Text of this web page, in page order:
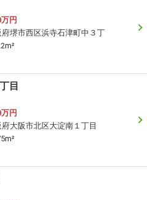
円
府堺市西区浜寺石津町中３丁
目
円
府大阪市北区大淀南１丁目